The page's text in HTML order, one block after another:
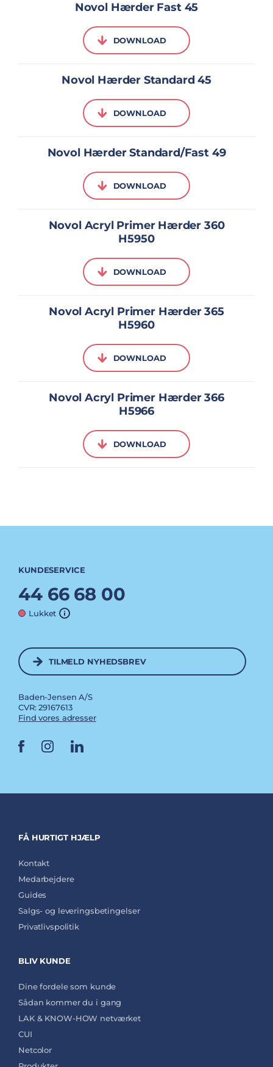
Novol Hærder Fast 45
DOWNLOAD
Novol Hærder Standard 45
DOWNLOAD
Novol Hærder Standard/Fast 49
DOWNLOAD
Novol Acryl Primer Hærder 360
H5950
DOWNLOAD
Novol Acryl Primer Hærder 365
H5960
DOWNLOAD
Novol Acryl Primer Hærder 366
H5966
DOWNLOAD
KUNDESERVICE
44 66 68 00
Lukket
TILMELD NYHEDSBREV
Baden-Jensen A/S
CVR: 29167613
Find vores adresser
FÅ HURTIGT HJÆLP
Kontakt
Medarbejdere
Guides
Salgs- og leveringsbetingelser
Privatlivspolitik
BLIV KUNDE
Dine fordele som kunde
Sådan kommer du i gang
LAK & KNOW-HOW netværket
CUI
Netcolor